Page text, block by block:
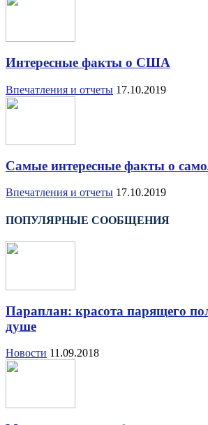
Интересные факты о США
Впечатления и отчеты 17.10.2019
Самые интересные факты о
Впечатления и отчеты 17.10.2019
ПОПУЛЯРНЫЕ СООБЩЕНИЯ
Параплан: красота парящего
душе
Новости 11.09.2018